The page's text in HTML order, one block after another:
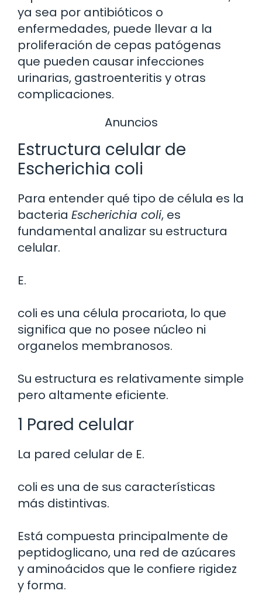
ya sea por antibióticos o
enfermedades, puede llevar a la
proliferación de cepas patógenas
que pueden causar infecciones
urinarias, gastroenteritis y otras
complicaciones.
Anuncios
Estructura celular de
Escherichia coli
Para entender qué tipo de célula es la
bacteria Escherichia coli, es
fundamental analizar su estructura
celular.
E.
coli es una célula procariota, lo que
significa que no posee núcleo ni
organelos membranosos.
Su estructura es relativamente simple
pero altamente eficiente.
1 Pared celular
La pared celular de E.
coli es una de sus características
más distintivas.
Está compuesta principalmente de
peptidoglicano, una red de azúcares
y aminoácidos que le confiere rigidez
y forma.